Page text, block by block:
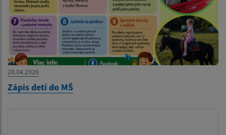
28.04.2026
Zápis detí do MŠ